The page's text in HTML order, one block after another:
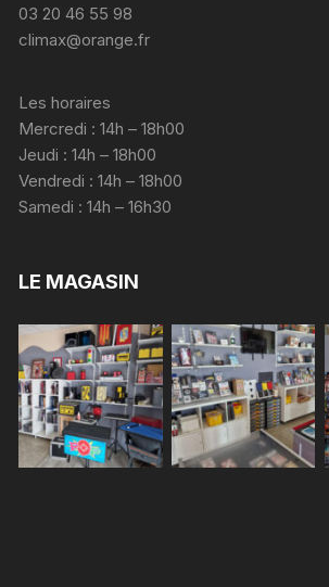
03 20 46 55 98
climax@orange.fr
Les horaires
Mercredi : 14h – 18h00
Jeudi : 14h – 18h00
Vendredi : 14h – 18h00
Samedi : 14h – 16h30
LE MAGASIN